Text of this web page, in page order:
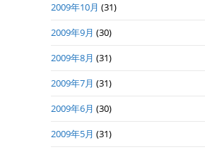
2009年10月 (31)
2009年9月 (30)
2009年8月 (31)
2009年7月 (31)
2009年6月 (30)
2009年5月 (31)